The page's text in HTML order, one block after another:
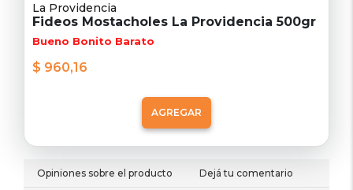
La Providencia
Fideos Mostacholes La Providencia 500gr
Bueno Bonito Barato
$ 960,16
AGREGAR
Opiniones sobre el producto Dejá tu comentario